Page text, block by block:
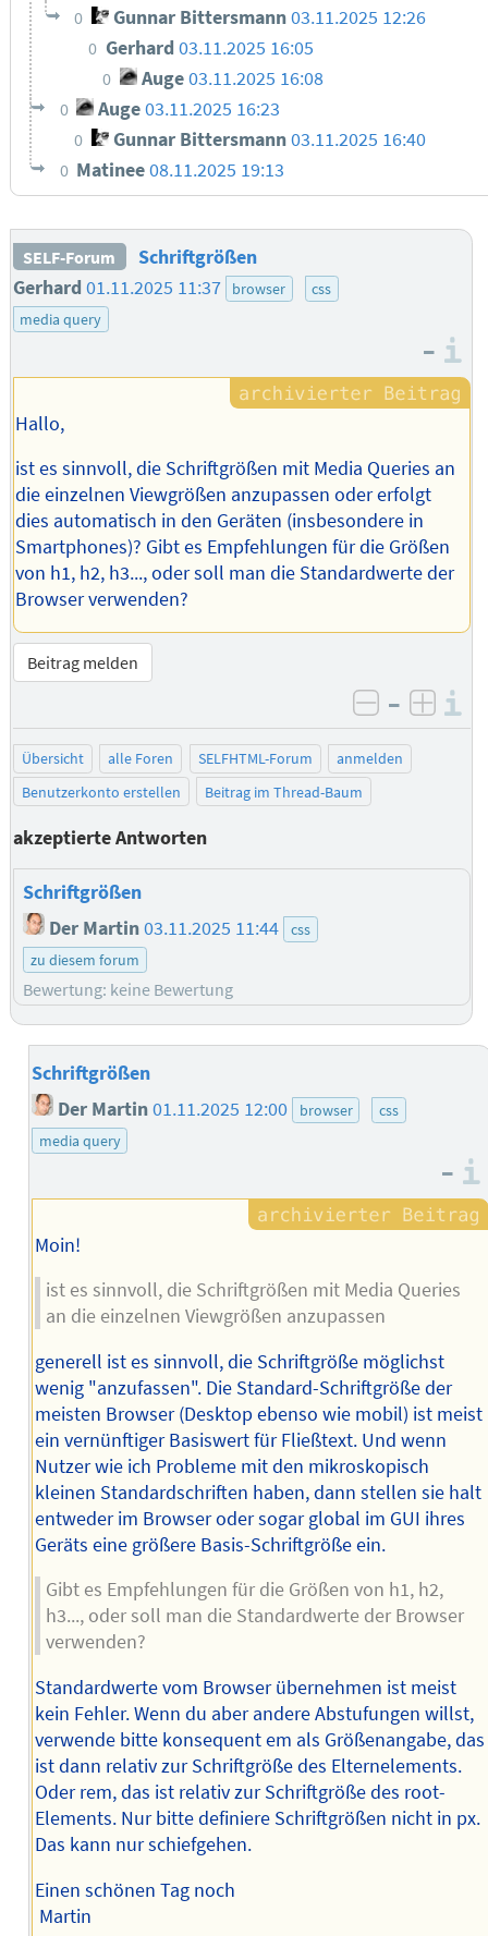
0 Gunnar Bittersmann 03.11.2025 12:26
0 Gerhard 03.11.2025 16:05
0 Auge03.11.2025 16:08
0 Auge03.11.2025 16:23
0 Gunnar Bittersmann 03.11.2025 16:40
0 Matinee08.11.2025 19:13
SELF-Forum
Schriftgrößen
Gerhard 01.11.2025 11:37 browser
css
media query
–
Hallo,
ist es sinnvoll, die Schriftgrößen mit Media Queries an
die einzelnen Viewgrößen anzupassen oder erfolgt
dies automatisch in den Geräten (insbesondere in
Smartphones)? Gibt es Empfehlungen für die Größen
von h1, h2, h3..., oder soll man die Standardwerte der
Browser verwenden?
Beitrag melden
negativ
–
Übersicht alle Foren SELFHTML-Forum
anmelden
Benutzerkonto erstellen
Beitrag im Thread-Baum
akzeptierte Antworten
Schriftgrößen
Der Martin03.11.2025 11:44
css
zu diesem forum
Bewertung: keine Bewertung
Schriftgrößen
Der Martin01.11.2025 12:00 browser
css
media query
–
Moin!
ist es sinnvoll, die Schriftgrößen mit Media Queries
an die einzelnen Viewgrößen anzupassen
generell ist es sinnvoll, die Schriftgröße möglichst
wenig "anzufassen". Die Standard-Schriftgröße der
meisten Browser (Desktop ebenso wie mobil) ist meist
ein vernünftiger Basiswert für Fließtext. Und wenn
Nutzer wie ich Probleme mit den mikroskopisch
kleinen Standardschriften haben, dann stellen sie halt
entweder im Browser oder sogar global im GUI ihres
Geräts eine größere Basis-Schriftgröße ein.
Gibt es Empfehlungen für die Größen von h1, h2,
h3..., oder soll man die Standardwerte der Browser
verwenden?
Standardwerte vom Browser übernehmen ist meist
kein Fehler. Wenn du aber andere Abstufungen willst,
verwende bitte konsequent em als Größenangabe, das
ist dann relativ zur Schriftgröße des Elternelements.
Oder rem, das ist relativ zur Schriftgröße des root-
Elements. Nur bitte definiere Schriftgrößen nicht in px.
Das kann nur schiefgehen.
Einen schönen Tag noch
Martin